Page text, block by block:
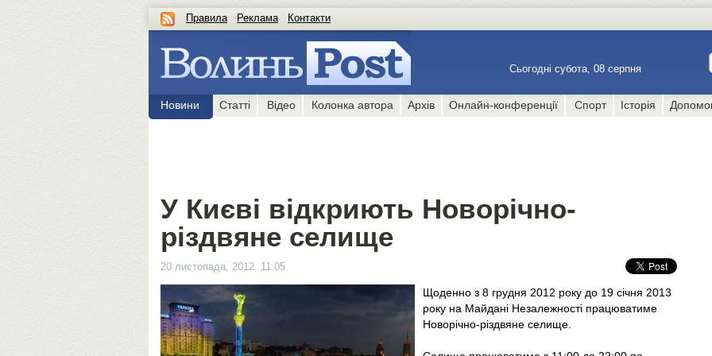
Правила Реклама Контакти
Сьогодні субота, 08 серпня
Новини Статті Відео Колонка автора Архів Онлайн-конференції Спорт Історія
У Києві відкриють Новорічно-
різдвяне селище
20 листопада, 2012, 11:05
Щоденно з 8 грудня 2012 року до 19 січня 2013
року на Майдані Незалежності працюватиме
Новорічно-різдвяне селище.